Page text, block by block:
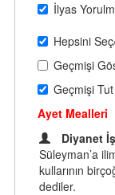
İlyas
Hepsini
Geçmişi
Geçmişi Tut
Ayet Mealleri
Diyanet
Süleyman’a
kullarının
dediler.